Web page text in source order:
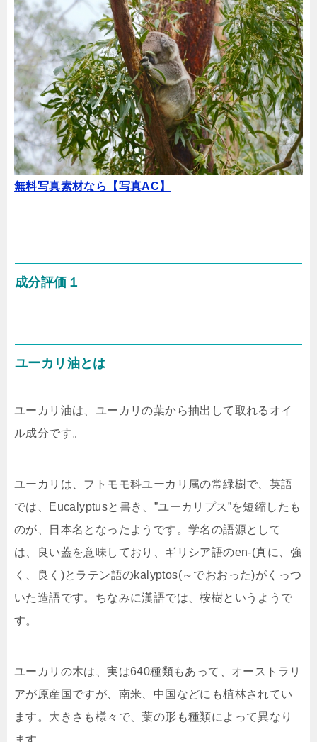
無料写真素材なら【写真AC】
成分評価１
ユーカリ油とは
ユーカリ油は、ユーカリの葉から抽出して取れるオイ
ル成分です。
ユーカリは、フトモモ科ユーカリ属の常緑樹で、英語
では、Eucalyptusと書き、”ユーカリプス”を短縮したも
のが、日本名となったようです。学名の語源として
は、良い蓋を意味しており、ギリシア語のen-(真に、強
く、良く)とラテン語のkalyptos(～でおおった)がくっつ
いた造語です。ちなみに漢語では、桉樹というようで
す。
ユーカリの木は、実は640種類もあって、オーストラリ
アが原産国ですが、南米、中国などにも植林されてい
ます。大きさも様々で、葉の形も種類によって異なり